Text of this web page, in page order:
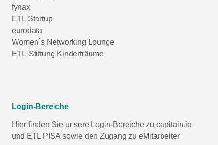
fynax
ETL Startup
eurodata
Women´s Networking Lounge
ETL-Stiftung Kinderträume
Login-Bereiche
Hier finden Sie unsere Login-Bereiche zu capitain.io
und ETL PISA sowie den Zugang zu eMitarbeiter